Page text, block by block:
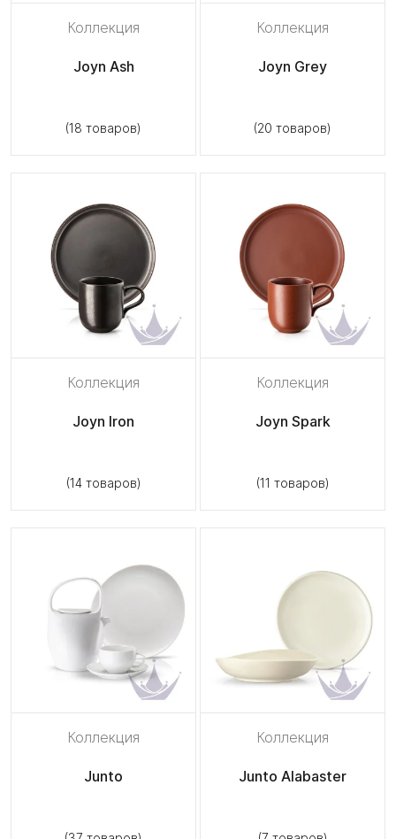
Коллекция
Joyn Ash
(18 товаров)
Коллекция
Joyn Grey
(20 товаров)
Коллекция
Joyn Iron
(14 товаров)
Коллекция
Joyn Spark
(11 товаров)
Коллекция
Junto
Коллекция
Junto Alabaster